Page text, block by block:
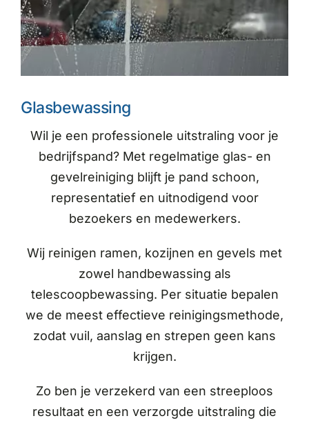
Glasbewassing
Wil je een professionele uitstraling voor je
bedrijfspand? Met regelmatige glas- en
gevelreiniging blijft je pand schoon,
representatief en uitnodigend voor
bezoekers en medewerkers.
Wij reinigen ramen, kozijnen en gevels met
zowel handbewassing als
telescoopbewassing. Per situatie bepalen
we de meest effectieve reinigingsmethode,
zodat vuil, aanslag en strepen geen kans
krijgen.
Zo ben je verzekerd van een streeploos
resultaat en een verzorgde uitstraling die